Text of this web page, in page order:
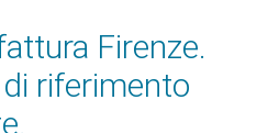
Firenze.
riferimento